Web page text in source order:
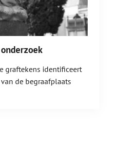
graftekens identificeert
de begraafplaats